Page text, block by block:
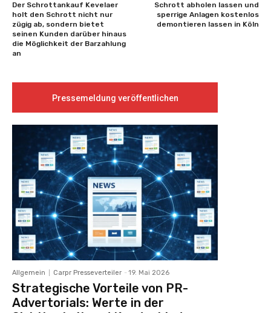
Der Schrottankauf Kevelaer
holt den Schrott nicht nur
zügig ab, sondern bietet
seinen Kunden darüber hinaus
die Möglichkeit der Barzahlung
an
Schrott abholen lassen und
sperrige Anlagen kostenlos
demontieren lassen in Köln
Pressemeldung veröffentlichen
Allgemein Carpr Presseverteiler - 19. Mai 2026
Strategische Vorteile von PR-
Advertorials: Werte in der